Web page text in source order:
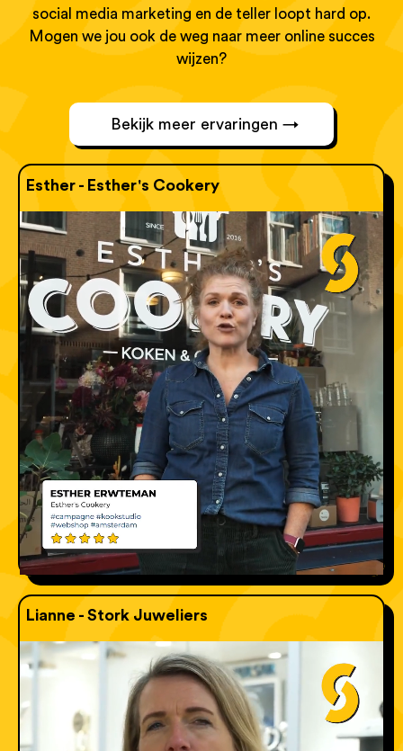
social media marketing en de teller loopt hard op.
Mogen we jou ook de weg naar meer online succes
wijzen?
Bekijk meer ervaringen →
Esther - Esther's Cookery
Lianne - Stork Juweliers